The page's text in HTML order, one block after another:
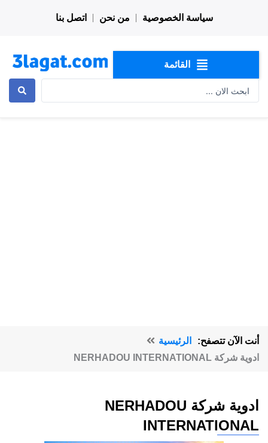
سياسة الخصوصية من نحن اتصل بنا
القائمة
أنت الآن تتصفح:
الرئيسية
ادوية شركة NERHADOU INTERNATIONAL
ادوية شركة NERHADOU
INTERNATIONAL